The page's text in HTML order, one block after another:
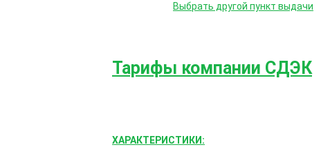
Выбрать другой пункт выдачи
Тарифы компании СДЭК
ХАРАКТЕРИСТИКИ: